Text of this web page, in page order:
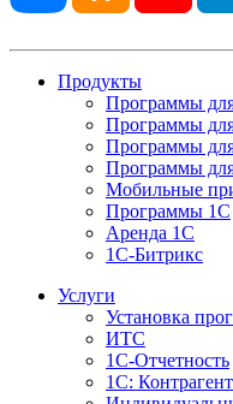
Продукты
Программы
Программы
Программы
Программы
Мобильные
Программы 1С
Аренда 1С
1С-Битрикс
Услуги
Установка
ИТС
1С-Отчетность
1С: Контрагент